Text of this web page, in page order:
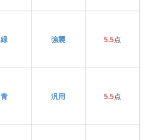
緑 強襲 5.5点
青 汎用 5.5点